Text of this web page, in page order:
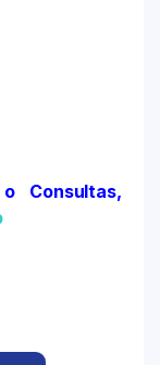
Consultas,